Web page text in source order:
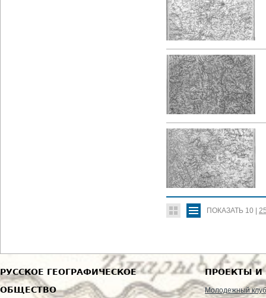
ПОКАЗАТЬ 10 |
РУССКОЕ ГЕОГРАФИЧЕСКОЕ
ОБЩЕСТВО
ПРОЕКТЫ И
Молодежный клуб